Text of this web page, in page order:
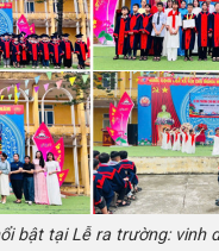
bật tại Lễ ra trường: vinh